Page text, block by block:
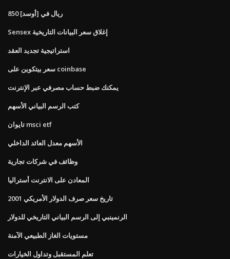
850 ريال في [أوسد]
Sensex إغلاق سعر البيانات التاريخية
استراتيجية تجديد العقد
سعر بيتكوين على coinbase
يمكنك ضبط حساب مصرفي عبر الإنترنت
كتب الرسم البياني الأسهم
تايوان msci etf
الأسهم معدل العائد الداخلي
وظائف في شركات تجارية
المعادن على الانترنت أستراليا
تاريخ سعر صرف الدولار الأمريكي 2001
الرنمينبي إلى الرسم البياني التاريخي للدولار
مستويات الغاز الطبيعي الآمنة
تعلم المستقبل وتداول الخيارات